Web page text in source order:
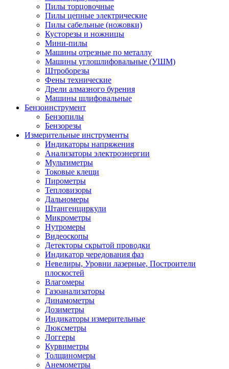
Пилы торцовочные
Пилы цепные электрические
Пилы сабельные (ножовки)
Кусторезы и ножницы
Мини-пилы
Машины отрезные по металлу
Машины углошлифовальные (УШМ)
Штроборезы
Фены технические
Дрели алмазного бурения
Машины шлифовальные
Бензоинструмент
Бензопилы
Бензорезы
Измерительные инструменты
Индикаторы напряжения
Анализаторы электроэнергии
Мультиметры
Токовые клещи
Пирометры
Тепловизоры
Дальномеры
Штангенциркули
Микрометры
Нутромеры
Видеоскопы
Детекторы скрытой проводки
Индикатор чередования фаз
Невелиры, Уровни лазерные, Построители
плоскостей
Влагомеры
Газоанализаторы
Динамометры
Дозиметры
Индикаторы измерительные
Люксметры
Логгеры
Курвиметры
Толщиномеры
Анемометры